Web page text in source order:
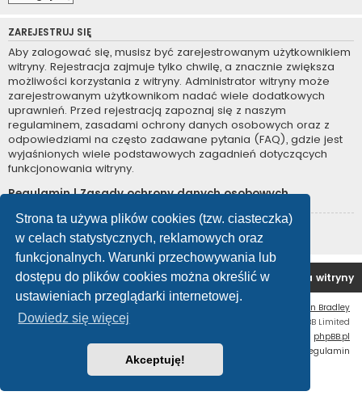
Strona ta używa plików cookies (tzw. ciasteczka)
w celach statystycznych, reklamowych oraz
funkcjonalnych. Warunki przechowywania lub
dostępu do plików cookies można określić w
ustawieniach przeglądarki internetowej.
Dowiedz się więcej
Akceptuję!
ZAREJESTRUJ SIĘ
Aby zalogować się, musisz być zarejestrowanym użytkownikiem
witryny. Rejestracja zajmuje tylko chwilę, a znacznie zwiększa
możliwości korzystania z witryny. Administrator witryny może
zarejestrowanym użytkownikom nadać wiele dodatkowych
uprawnień. Przed rejestracją zapoznaj się z naszym
regulaminem, zasadami ochrony danych osobowych oraz z
odpowiedziami na często zadawane pytania (FAQ), gdzie jest
wyjaśnionych wiele podstawowych zagadnień dotyczących
funkcjonowania witryny.
Regulamin|Zasady ochrony danych osobowych
Zarejestruj się
Forum OC PL Strona główna Usuń ciasteczka witryny
Ian Bradley
Technologię dostarcza
® Forum Software © phpBB Limited
phpBB.pl
Regulamin